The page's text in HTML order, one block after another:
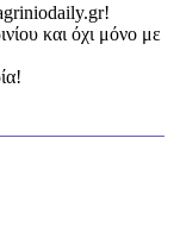
και όχι μόνο με